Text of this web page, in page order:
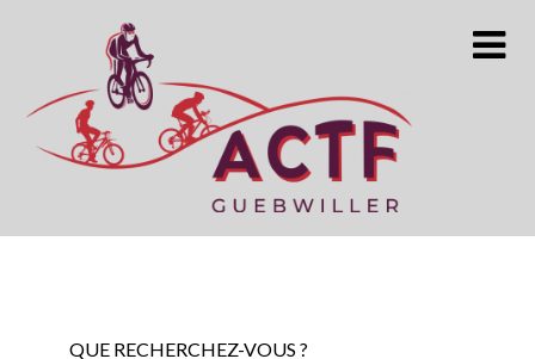
QUE RECHERCHEZ-VOUS ?